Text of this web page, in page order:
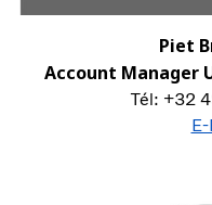
Piet
Account Manager
Tél: +32